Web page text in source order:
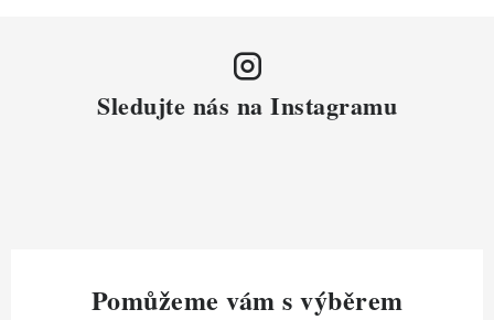
Sledujte nás na Instagramu
Pomůžeme vám s výběrem